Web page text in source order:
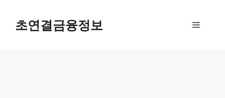
초연결금융정보 메